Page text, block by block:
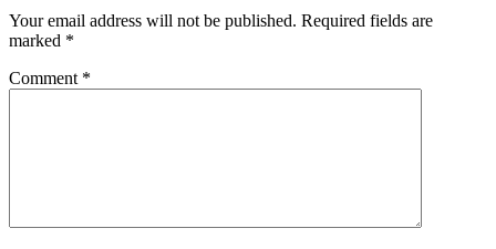
Your email address will not be published. Required fields are
marked *
Comment *